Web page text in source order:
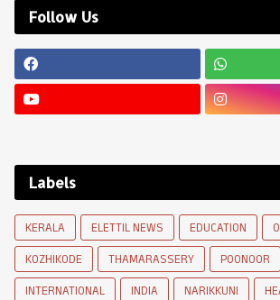
Follow Us
Labels
KERALA ELETTIL NEWS EDUCATION
KOZHIKODE
THAMARASSERY POONOOR
INTERNATIONAL
INDIA NARIKKUNI